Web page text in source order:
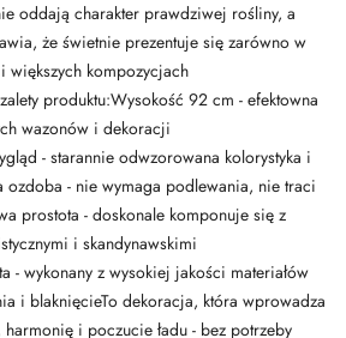
oddają charakter prawdziwej rośliny, a
że świetnie prezentuje się zarówno w
większych kompozycjach
produktu:Wysokość 92 cm - efektowna
wazonów i dekoracji
- starannie odwzorowana kolorystyka i
ozdoba - nie wymaga podlewania, nie traci
prostota - doskonale komponuje się z
i skandynawskimi
- wykonany z wysokiej jakości materiałów
i blaknięcieTo dekoracja, która wprowadza
i poczucie ładu - bez potrzeby